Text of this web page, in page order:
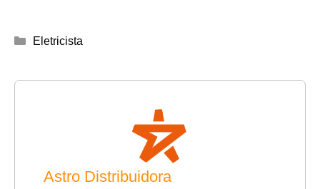
Categorias
Eletricista
Astro Distribuidora